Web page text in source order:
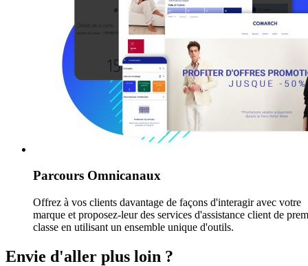
Parcours Omnicanaux
Offrez à vos clients davantage de façons d'interagir avec votre
marque et proposez-leur des services d'assistance client de
classe en utilisant un ensemble unique d'outils.
Envie d'aller plus loin ?